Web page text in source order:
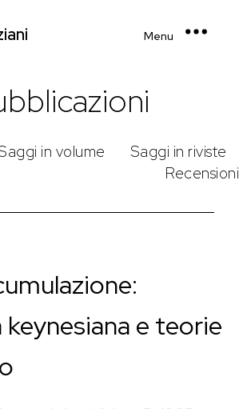
Menu
in volume
Saggi in riviste
Recensioni
e teorie